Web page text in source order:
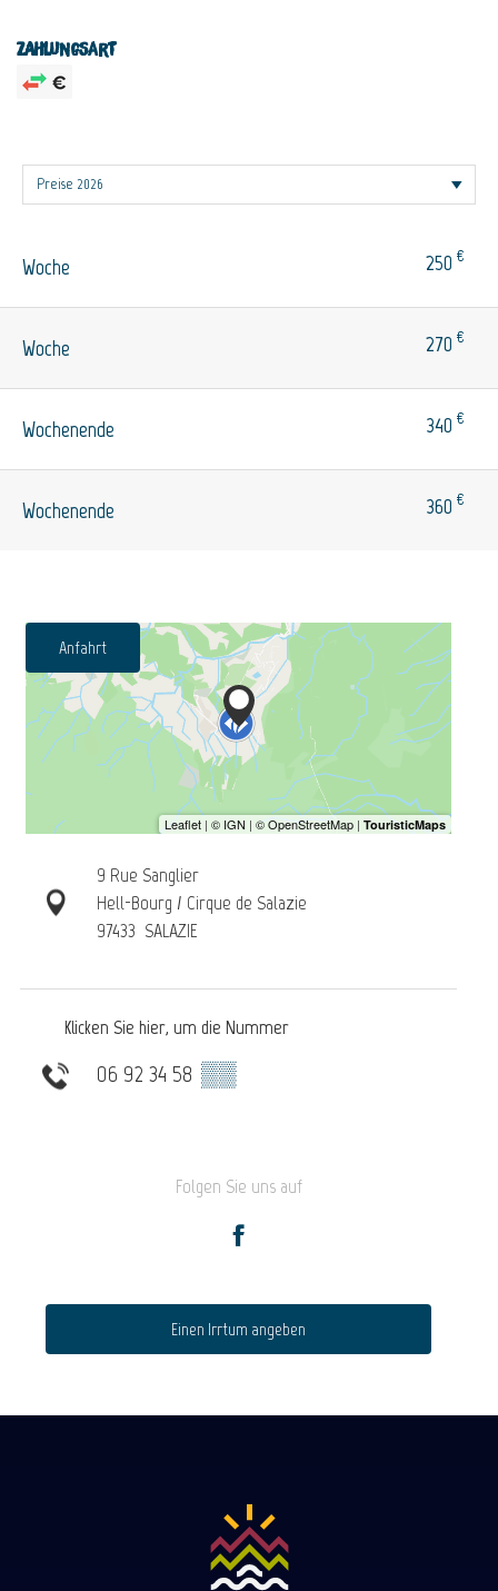
Zahlungsart
Woche 250 €
Woche 270 €
Wochenende 340 €
Wochenende 360 €
Anfahrt
9 Rue Sanglier
Hell-Bourg / Cirque de Salazie
97433 SALAZIE
Klicken Sie hier, um die Nummer
06 92 34 58 ▒▒
Folgen Sie uns auf
Einen Irrtum angeben